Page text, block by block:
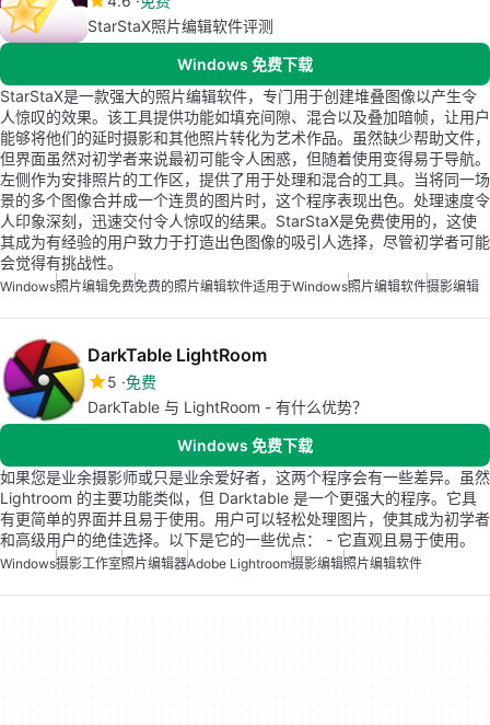
StarStaX照片编辑软件评测
Windows 免费下载
StarStaX是一款强大的照片编辑软件，专门用于创建堆叠图像以产生令
人惊叹的效果。该工具提供功能如填充间隙、混合以及叠加暗帧，让用户
能够将他们的延时摄影和其他照片转化为艺术作品。虽然缺少帮助文件，
但界面虽然对初学者来说最初可能令人困惑，但随着使用变得易于导航。
左侧作为安排照片的工作区，提供了用于处理和混合的工具。当将同一场
景的多个图像合并成一个连贯的图片时，这个程序表现出色。处理速度令
人印象深刻，迅速交付令人惊叹的结果。StarStaX是免费使用的，这使
其成为有经验的用户致力于打造出色图像的吸引人选择，尽管初学者可能
会觉得有挑战性。
Windows照片编辑免费免费的照片编辑软件适用于Windows照片编辑软件摄影编辑
DarkTable LightRoom
5 免费
DarkTable 与 LightRoom - 有什么优势？
Windows 免费下载
如果您是业余摄影师或只是业余爱好者，这两个程序会有一些差异。虽然
Lightroom 的主要功能类似，但 Darktable 是一个更强大的程序。它具
有更简单的界面并且易于使用。用户可以轻松处理图片，使其成为初学者
和高级用户的绝佳选择。以下是它的一些优点： - 它直观且易于使用。
Windows摄影工作室照片编辑器Adobe Lightroom摄影编辑照片编辑软件